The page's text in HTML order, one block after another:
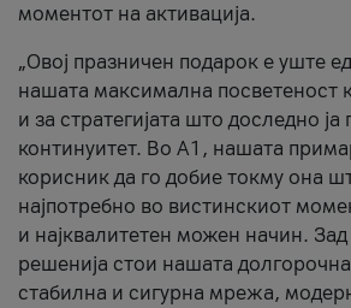
моментот на активација.
„Овој празничен подарок е уште
нашата максимална посветеност
и за стратегијата што доследно ја
континуитет. Во А1, нашата
корисник да го добие токму она
најпотребно во вистинскиот
и најквалитетен можен начин. Зад
решенија стои нашата
стабилна и сигурна мрежа,